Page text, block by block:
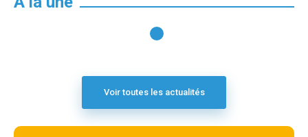
Voir toutes les actualités